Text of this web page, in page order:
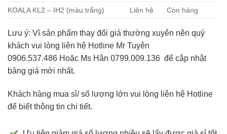
KOALA KL2 – IH2 (màu trắng) Liên hệ Còn hàng
Lưu ý: Vì sản phẩm thay đổi giá thường xuyên nên quý
khách vui lòng liên hệ Hotline Mr Tuyên
0906.537.486 Hoặc Ms Hân 0799.009.136 để cập nhật
bảng giá mới nhất.
Khách hàng mua sỉ/ số lượng lớn vui lòng liên hệ Hotline
để biết thông tin chi tiết.